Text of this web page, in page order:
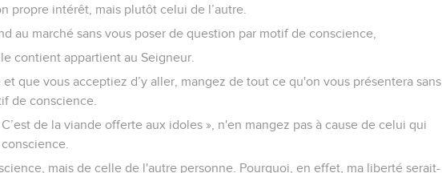
propre intérêt, mais plutôt celui de l’autre.
au marché sans vous poser de question par motif de conscience,
contient appartient au Seigneur.
que vous acceptiez d’y aller, mangez de tout ce qu'on vous présentera sans
de conscience.
de la viande offerte aux idoles », n'en mangez pas à cause de celui qui
mais de celle de l'autre personne. Pourquoi, en effet, ma liberté serait-